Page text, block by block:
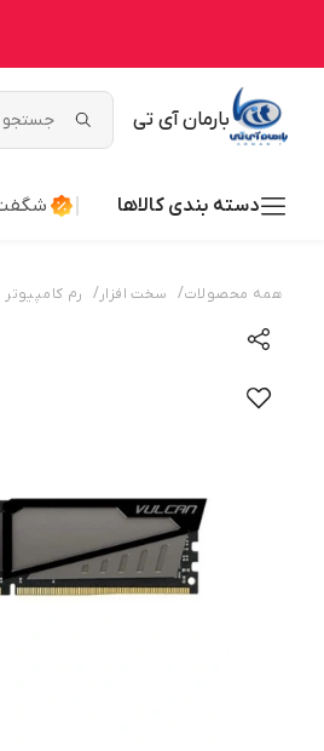
بارمان آی تی
دسته بندی کالاها
همه محصولات/ سخت افزار/ رم کامپیوتر